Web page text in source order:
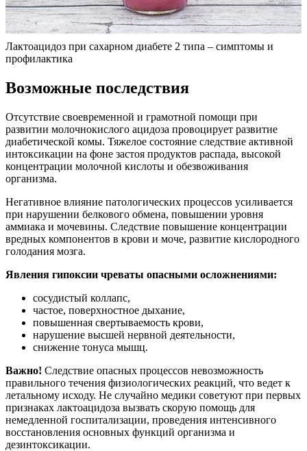
Лактоацидоз при сахарном диабете 2 типа – симптомы и
профилактика
Возможные последствия
Отсутствие своевременной и грамотной помощи при
развитии молочнокислого ацидоза провоцирует развитие
диабетической комы. Тяжелое состояние следствие активной
интоксикации на фоне застоя продуктов распада, высокой
концентрации молочной кислоты и обезвоживания
организма.
Негативное влияние патологических процессов усиливается
при нарушении белкового обмена, повышении уровня
аммиака и мочевины. Следствие повышение концентрации
вредных компонентов в крови и моче, развитие кислородного
голодания мозга.
Явления гипоксии чреваты опасными осложнениями:
сосудистый коллапс,
частое, поверхностное дыхание,
повышенная свертываемость крови,
нарушение высшей нервной деятельности,
снижение тонуса мышц.
Важно! Следствие опасных процессов невозможность
правильного течения физиологических реакций, что ведет к
летальному исходу. Не случайно медики советуют при первых
признаках лактоацидоза вызвать скорую помощь для
немедленной госпитализации, проведения интенсивного
восстановления основных функций организма и
дезинтоксикации.